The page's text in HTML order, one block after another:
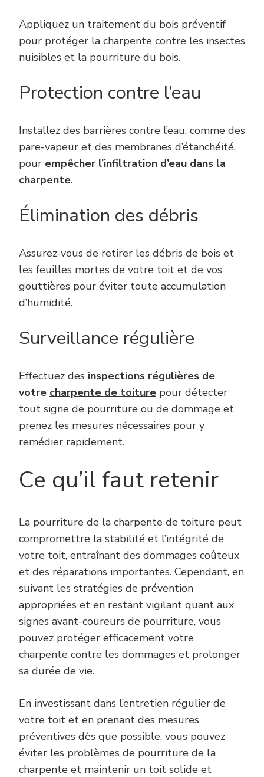
Appliquez un traitement du bois préventif
pour protéger la charpente contre les insectes
nuisibles et la pourriture du bois.
Protection contre l’eau
Installez des barrières contre l’eau, comme des
pare-vapeur et des membranes d’étanchéité,
pour empêcher l’infiltration d’eau dans la
charpente.
Élimination des débris
Assurez-vous de retirer les débris de bois et
les feuilles mortes de votre toit et de vos
gouttières pour éviter toute accumulation
d’humidité.
Surveillance régulière
Effectuez des inspections régulières de
votre charpente de toiture pour détecter
tout signe de pourriture ou de dommage et
prenez les mesures nécessaires pour y
remédier rapidement.
Ce qu’il faut retenir
La pourriture de la charpente de toiture peut
compromettre la stabilité et l’intégrité de
votre toit, entraînant des dommages coûteux
et des réparations importantes. Cependant, en
suivant les stratégies de prévention
appropriées et en restant vigilant quant aux
signes avant-coureurs de pourriture, vous
pouvez protéger efficacement votre
charpente contre les dommages et prolonger
sa durée de vie.
En investissant dans l’entretien régulier de
votre toit et en prenant des mesures
préventives dès que possible, vous pouvez
éviter les problèmes de pourriture de la
charpente et maintenir un toit solide et